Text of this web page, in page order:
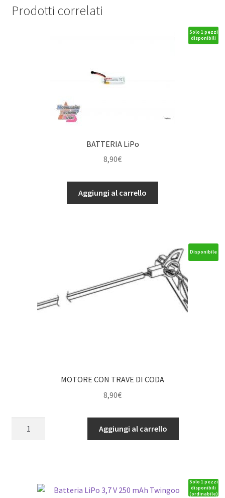
Prodotti correlati
Solo 1 pezzi
disponibili
BATTERIA LiPo
8,90€
Aggiungi al carrello
Disponibile
MOTORE CON TRAVE DI CODA
8,90€
quantità
Aggiungi al carrello
Solo 1 pezzi
disponibili
(ordinabile)